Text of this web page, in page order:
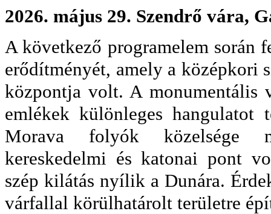
2026. május 29. Szendrő vára,
A következő programelem során
erődítményét, amely a középkori
központja volt. A monumentális
emlékek különleges hangulatot
Morava folyók közelsége
kereskedelmi és katonai pont
szép kilátás nyílik a Dunára.
várfallal körülhatárolt területre